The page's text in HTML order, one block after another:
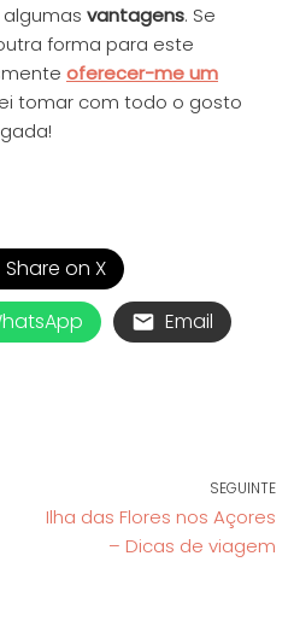
vantagens. Se
forma para este
oferecer-me um
tomar com todo o gosto
Share on X
Email
SEGUINTE
Ilha das Flores nos Açores
– Dicas de viagem